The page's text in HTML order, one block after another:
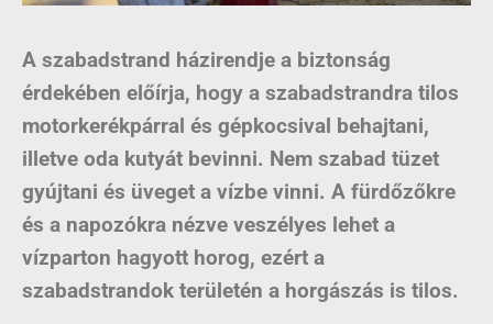
A szabadstrand házirendje a biztonság
érdekében előírja, hogy a szabadstrandra tilos
motorkerékpárral és gépkocsival behajtani,
illetve oda kutyát bevinni. Nem szabad tüzet
gyújtani és üveget a vízbe vinni. A fürdőzőkre
és a napozókra nézve veszélyes lehet a
vízparton hagyott horog, ezért a
szabadstrandok területén a horgászás is tilos.